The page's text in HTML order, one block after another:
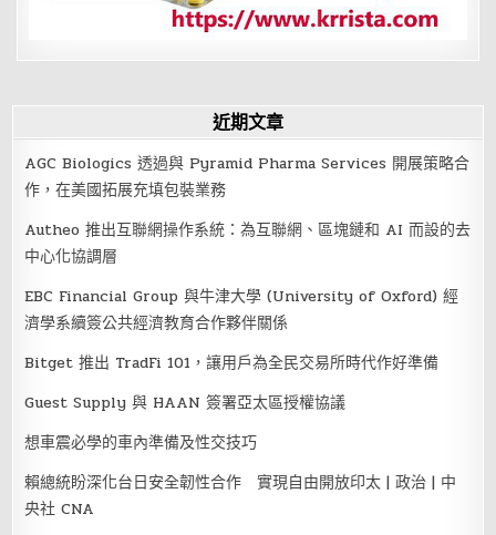
近期文章
AGC Biologics 透過與 Pyramid Pharma Services 開展策略合
作，在美國拓展充填包裝業務
Autheo 推出互聯網操作系統：為互聯網、區塊鏈和 AI 而設的去
中心化協調層
EBC Financial Group 與牛津大學 (University of Oxford) 經
濟學系續簽公共經濟教育合作夥伴關係
Bitget 推出 TradFi 101，讓用戶為全民交易所時代作好準備
Guest Supply 與 HAAN 簽署亞太區授權協議
想車震必學的車內準備及性交技巧
賴總統盼深化台日安全韌性合作 實現自由開放印太 | 政治 | 中
央社 CNA